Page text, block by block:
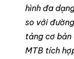
hình đa
so với
tảng cơ bản
MTB tích